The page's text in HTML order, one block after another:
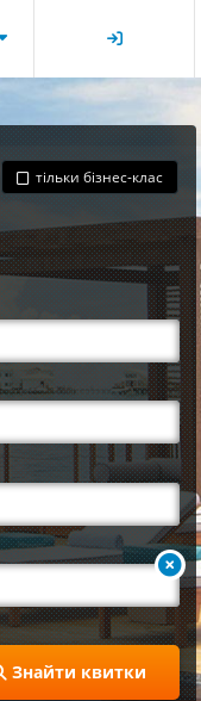
тільки бізнес-клас
Знайти квитки